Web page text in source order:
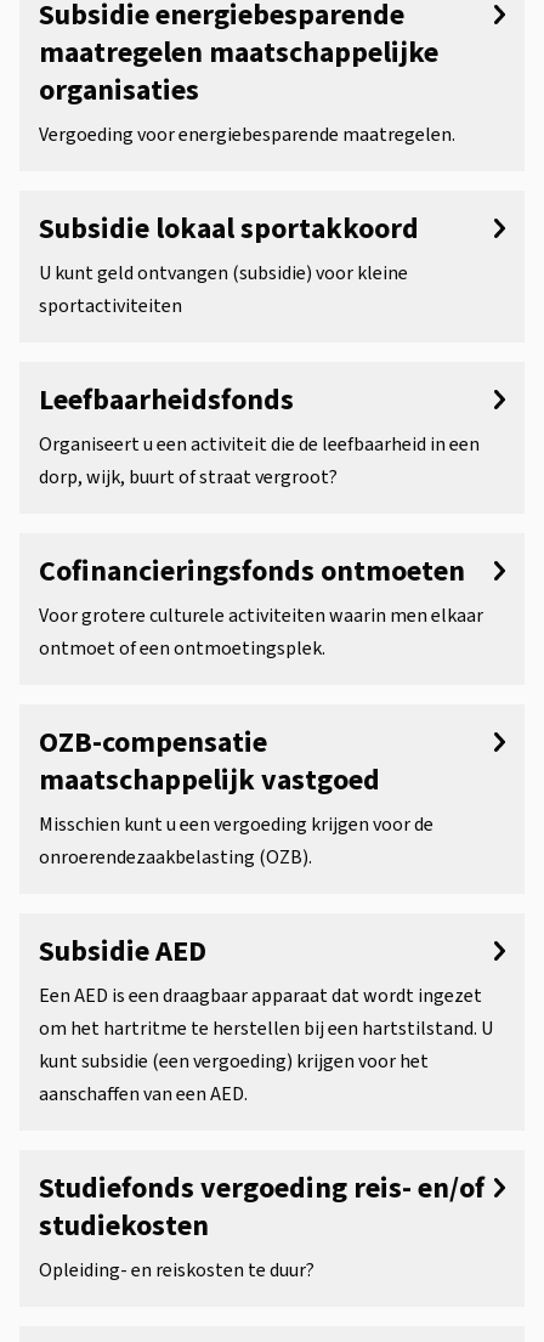
Subsidie energiebesparende
maatregelen maatschappelijke
organisaties
Vergoeding voor energiebesparende maatregelen.
Subsidie lokaal sportakkoord
U kunt geld ontvangen (subsidie) voor kleine
sportactiviteiten
Leefbaarheidsfonds
Organiseert u een activiteit die de leefbaarheid in een
dorp, wijk, buurt of straat vergroot?
Cofinancieringsfonds ontmoeten
Voor grotere culturele activiteiten waarin men elkaar
ontmoet of een ontmoetingsplek.
OZB-compensatie
maatschappelijk vastgoed
Misschien kunt u een vergoeding krijgen voor de
onroerendezaakbelasting (OZB).
Subsidie AED
Een AED is een draagbaar apparaat dat wordt ingezet
om het hartritme te herstellen bij een hartstilstand. U
kunt subsidie (een vergoeding) krijgen voor het
aanschaffen van een AED.
Studiefonds vergoeding reis- en/of
studiekosten
Opleiding- en reiskosten te duur?